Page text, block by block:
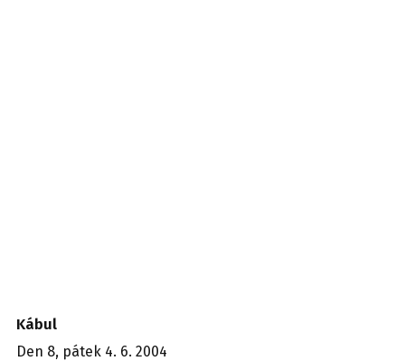
Kábul
Den 8, pátek 4. 6. 2004